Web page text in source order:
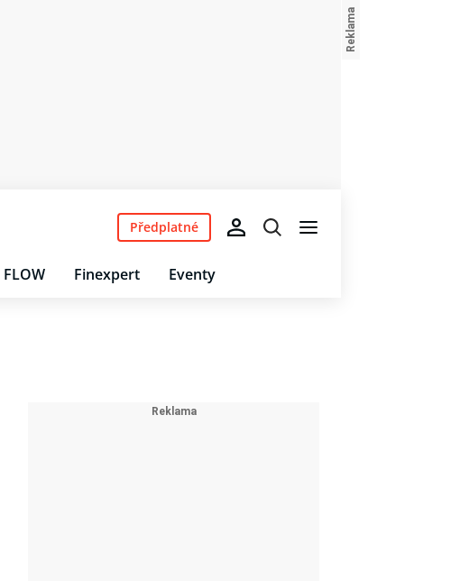
FLOW Finexpert Eventy
Předplatné